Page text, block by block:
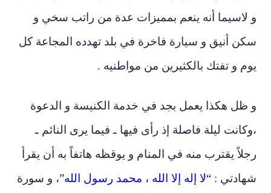
و لاسيما أنه ينعم بمميزات عدة من راتب سخي و
سكن أنيق و سيارة فاخرة في بلد تهدده المجاعة كل
يوم و تفتك بالكثيرين من مواطنيه .
و ظل هكذا يعمل بجد في خدمة الكنيسة و الدعوة
،وكانت ليلة فاصلة إذ رأى فيها ـ فيما يرى النائم ـ
رجلاً يقترب منه في المنام و يوقظه هاتفاً به أن يقرأ
شهادتي : “لا إله إلا الله ، محمد رسول الله”، و سورة